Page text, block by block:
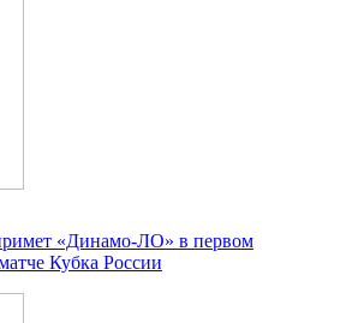
«Динамо-ЛО» в первом
Кубка России